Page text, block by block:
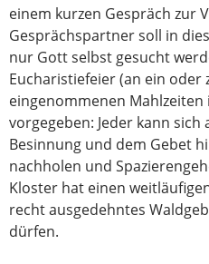
einem kurzen Gespräch zur
Gesprächspartner soll in
nur Gott selbst gesucht
Eucharistiefeier (an ein oder
eingenommenen
vorgegeben: Jeder kann sich
Besinnung und dem Gebet
nachholen und
Kloster hat einen
recht ausgedehntes
dürfen.